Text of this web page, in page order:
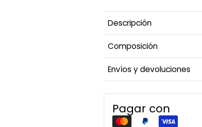
Descripción
Composición
Envíos y devoluciones
Pagar con